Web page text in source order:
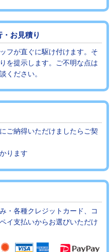
16,500円
現場見積
です。
お見積り
フが直ぐに駆け付けます。そ
を提示します。ご不明な点は
ください。
ご納得いただけましたらご契
ります
・各種クレジットカード、コ
イ支払いからお選びいただけ